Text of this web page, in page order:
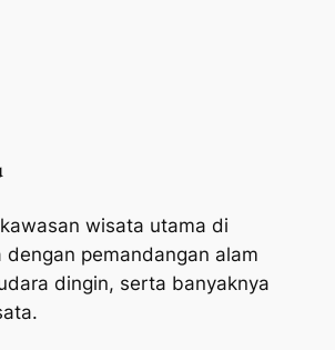
wisata utama di
dengan pemandangan alam
dingin, serta banyaknya